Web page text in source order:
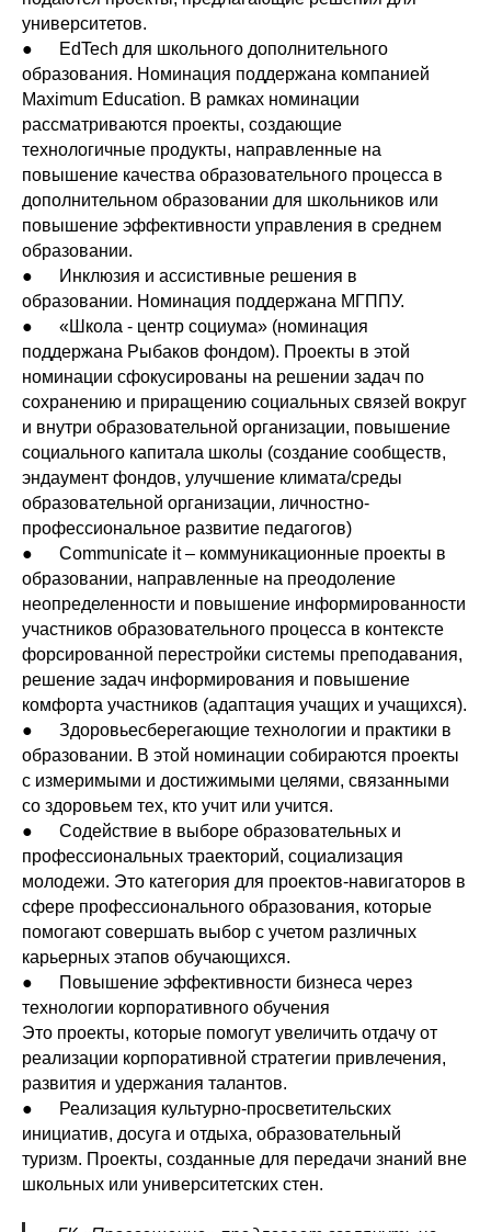
университетов.
● EdTech для школьного дополнительного
образования. Номинация поддержана компанией
Maximum Education. В рамках номинации
рассматриваются проекты, создающие
технологичные продукты, направленные на
повышение качества образовательного процесса в
дополнительном образовании для школьников или
повышение эффективности управления в среднем
образовании.
● Инклюзия и ассистивные решения в
образовании. Номинация поддержана МГППУ.
● «Школа - центр социума» (номинация
поддержана Рыбаков фондом). Проекты в этой
номинации сфокусированы на решении задач по
сохранению и приращению социальных связей вокруг
и внутри образовательной организации, повышение
социального капитала школы (создание сообществ,
эндаумент фондов, улучшение климата/среды
образовательной организации, личностно-
профессиональное развитие педагогов)
● Communicate it – коммуникационные проекты в
образовании, направленные на преодоление
неопределенности и повышение информированности
участников образовательного процесса в контексте
форсированной перестройки системы преподавания,
решение задач информирования и повышение
комфорта участников (адаптация учащих и учащихся).
● Здоровьесберегающие технологии и практики в
образовании. В этой номинации собираются проекты
с измеримыми и достижимыми целями, связанными
со здоровьем тех, кто учит или учится.
● Содействие в выборе образовательных и
профессиональных траекторий, социализация
молодежи. Это категория для проектов-навигаторов в
сфере профессионального образования, которые
помогают совершать выбор с учетом различных
карьерных этапов обучающихся.
● Повышение эффективности бизнеса через
технологии корпоративного обучения
Это проекты, которые помогут увеличить отдачу от
реализации корпоративной стратегии привлечения,
развития и удержания талантов.
● Реализация культурно-просветительских
инициатив, досуга и отдыха, образовательный
туризм. Проекты, созданные для передачи знаний вне
школьных или университетских стен.